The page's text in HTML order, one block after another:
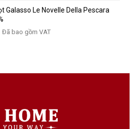
Galasso Le Novelle Della Pescara
Đã bao gồm VAT